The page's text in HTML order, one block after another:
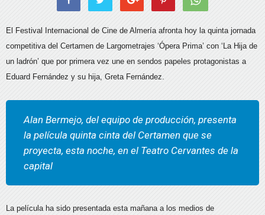
El Festival Internacional de Cine de Almería afronta hoy la quinta jornada
competitiva del Certamen de Largometrajes ‘Ópera Prima’ con ‘La Hija de
un ladrón’ que por primera vez une en sendos papeles protagonistas a
Eduard Fernández y su hija, Greta Fernández.
Alan Bermejo, del equipo de producción, presenta
la película quinta cinta del Certamen que se
proyecta, esta noche, en el Teatro Cervantes de la
capital
La película ha sido presentada esta mañana a los medios de